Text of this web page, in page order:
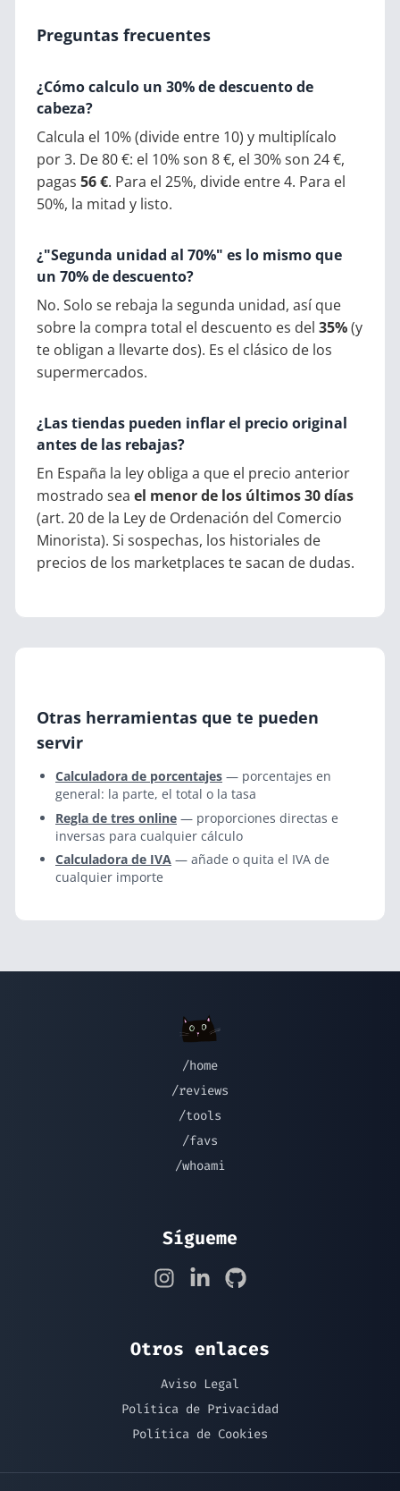
Preguntas frecuentes
¿Cómo calculo un 30% de descuento de
cabeza?
Calcula el 10% (divide entre 10) y multiplícalo
por 3. De 80 €: el 10% son 8 €, el 30% son 24 €,
pagas 56 €. Para el 25%, divide entre 4. Para el
50%, la mitad y listo.
¿"Segunda unidad al 70%" es lo mismo que
un 70% de descuento?
No. Solo se rebaja la segunda unidad, así que
sobre la compra total el descuento es del 35%(y
te obligan a llevarte dos). Es el clásico de los
supermercados.
¿Las tiendas pueden inflar el precio original
antes de las rebajas?
En España la ley obliga a que el precio anterior
mostrado sea el menor de los últimos 30 días
(art. 20 de la Ley de Ordenación del Comercio
Minorista). Si sospechas, los historiales de
precios de los marketplaces te sacan de dudas.
Otras herramientas que te pueden
servir
Calculadora de porcentajes — porcentajes en
general: la parte, el total o la tasa
Regla de tres online — proporciones directas e
inversas para cualquier cálculo
Calculadora de IVA — añade o quita el IVA de
cualquier importe
/home
/reviews
/tools
/favs
/whoami
Sígueme
Otros enlaces
Aviso Legal
Política de Privacidad
Política de Cookies